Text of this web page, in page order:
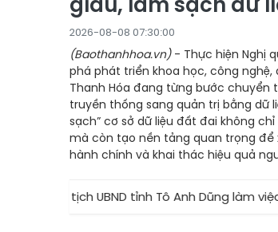
2026-08-08 07:30:00
(Baothanhhoa.vn)- Thực hiện Nghị
phá phát triển khoa học, công
Thanh Hóa đang từng bước
truyền thống sang quản trị bằng dữ
sạch” cơ sở dữ liệu đất đai không
mà còn tạo nền tảng quan trọng
hành chính và khai thác hiệu quả
UBND tỉnh Tô Anh Dũng làm việc với Hiệp hội